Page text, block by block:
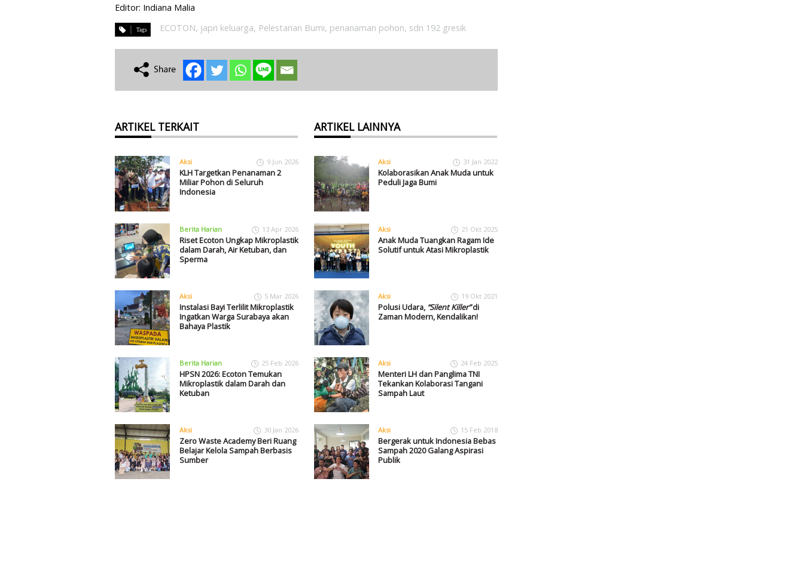
Editor: Indiana Malia
ECOTON, japri keluarga, Pelestarian Bumi, penanaman pohon, sdn 192 gresik
ARTIKEL TERKAIT
Aksi 9 Jun 2026
KLH Targetkan Penanaman 2
Miliar Pohon di Seluruh
Indonesia
Berita Harian 13 Apr 2026
Riset Ecoton Ungkap Mikroplastik
dalam Darah, Air Ketuban, dan
Sperma
Aksi 5 Mar 2026
Instalasi Bayi Terlilit Mikroplastik
Ingatkan Warga Surabaya akan
Bahaya Plastik
Berita Harian 25 Feb 2026
HPSN 2026: Ecoton Temukan
Mikroplastik dalam Darah dan
Ketuban
Aksi 30 Jan 2026
Zero Waste Academy Beri Ruang
Belajar Kelola Sampah Berbasis
Sumber
ARTIKEL LAINNYA
Aksi 31 Jan 2022
Kolaborasikan Anak Muda untuk
Peduli Jaga Bumi
Aksi 21 Okt 2025
Anak Muda Tuangkan Ragam Ide
Solutif untuk Atasi Mikroplastik
Aksi 19 Okt 2021
Polusi Udara, “Silent Killer”di
Zaman Modern, Kendalikan!
Aksi 24 Feb 2025
Menteri LH dan Panglima TNI
Tekankan Kolaborasi Tangani
Sampah Laut
Aksi 15 Feb 2018
Bergerak untuk Indonesia Bebas
Sampah 2020 Galang Aspirasi
Publik